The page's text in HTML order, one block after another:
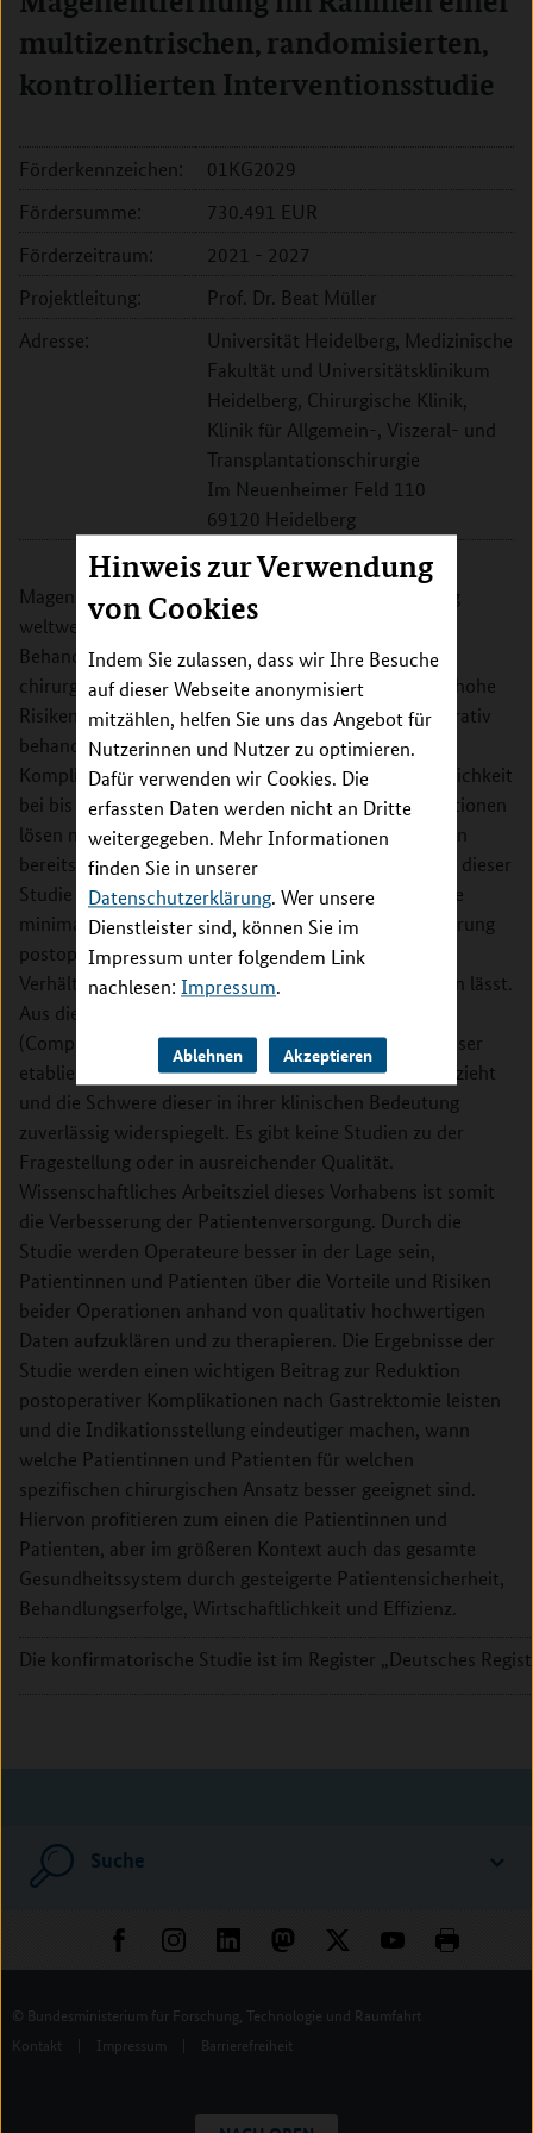
Hinweis zur Verwendung
von Cookies
Indem Sie zulassen, dass wir Ihre Besuche
auf dieser Webseite anonymisiert
mitzählen, helfen Sie uns das Angebot für
Nutzerinnen und Nutzer zu optimieren.
Dafür verwenden wir Cookies. Die
erfassten Daten werden nicht an Dritte
weitergegeben. Mehr Informationen
finden Sie in unserer
Datenschutzerklärung. Wer unsere
Dienstleister sind, können Sie im
Impressum unter folgendem Link
nachlesen: Impressum.
Ablehnen Akzeptieren
multizentrischen, randomisierten,
kontrollierten Interventionsstudie
Förderkennzeichen:
01KG2029
Fördersumme:
730.491 EUR
Förderzeitraum:
2021 - 2027
Projektleitung:
Prof. Dr. Beat Müller
Adresse:
Universität Heidelberg, Medizinische
Fakultät und Universitätsklinikum
Heidelberg, Chirurgische Klinik,
Klinik für Allgemein-, Viszeral- und
Transplantationschirurgie
Im Neuenheimer Feld 110
69120 Heidelberg
Magenkrebs ist die sechst häufigste Krebserkrankung
weltweit und hat die zweithäufigsten Todesfälle. Die
Behandlung der Wahl mit Heilungschancen ist die
chirurgische Entfernung des Magens, welche jedoch hohe
Risiken birgt. Die 5-Jahres-Überlebensrate nach operativ
behandeltem Magenkrebs liegt bei nur 20-30%, die
Komplikationsrate liegt bei bis zu 63% und die Sterblichkeit
bei bis zu 11%. In vielen viszeralchirurgischen Operationen
lösen minimalinvasive Techniken die offene Operation
bereits als Standardtherapie ab. Übergeordnetes Ziel dieser
Studie ist es zu untersuchen, inwieweit sich durch die
minimal-invasive Gastrektomie (MIG) eine Verminderung
postoperativer Komplikationen und Schmerzen im
Verhältnis zur offenen Gastrektomie (OG) nachweisen lässt.
Aus diesem Grund wird als Hauptendpunkt der CCI
(Comprehensive Complication Index) gewählt, da dieser
etablierte Index sämtliche Komplikationen mit einbezieht
und die Schwere dieser in ihrer klinischen Bedeutung
zuverlässig widerspiegelt. Es gibt keine Studien zu der
Fragestellung oder in ausreichender Qualität.
Wissenschaftliches Arbeitsziel dieses Vorhabens ist somit
die Verbesserung der Patientenversorgung. Durch die
Studie werden Operateure besser in der Lage sein,
Patientinnen und Patienten über die Vorteile und Risiken
beider Operationen anhand von qualitativ hochwertigen
Daten aufzuklären und zu therapieren. Die Ergebnisse der
Studie werden einen wichtigen Beitrag zur Reduktion
postoperativer Komplikationen nach Gastrektomie leisten
und die Indikationsstellung eindeutiger machen, wann
welche Patientinnen und Patienten für welchen
spezifischen chirurgischen Ansatz besser geeignet sind.
Hiervon profitieren zum einen die Patientinnen und
Patienten, aber im größeren Kontext auch das gesamte
Gesundheitssystem durch gesteigerte Patientensicherheit,
Behandlungserfolge, Wirtschaftlichkeit und Effizienz.
Die konfirmatorische Studie ist im Register „Deutsches
Suche
© Bundesministerium für Forschung, Technologie und Raumfahrt
Kontakt
| Impressum | Barrierefreiheit